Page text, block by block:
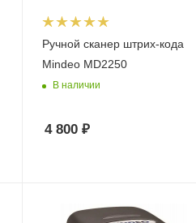
Ручной сканер штрих-кода
Mindeo MD2250
В наличии
4 800₽